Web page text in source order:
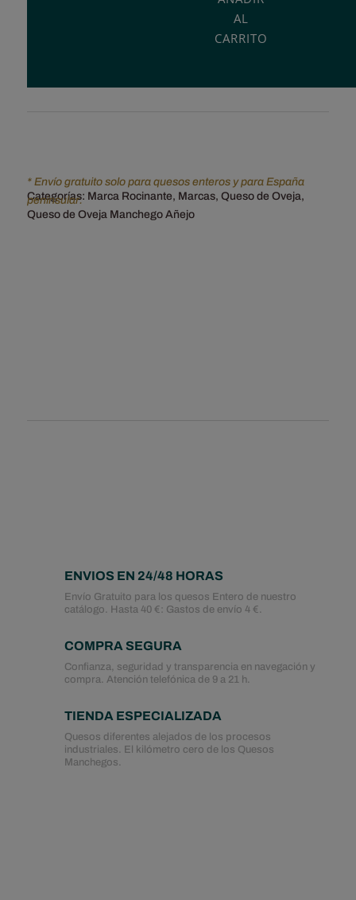
AL
CARRITO
Categorías: Marca Rocinante, Marcas, Queso de Oveja,
Queso de Oveja Manchego Añejo
* Envío gratuito solo para quesos enteros y para España
peninsular.
ENVIOS EN 24/48 HORAS
Envío Gratuito para los quesos Entero de nuestro
catálogo. Hasta 40 €: Gastos de envío 4 €.
COMPRA SEGURA
Confianza, seguridad y transparencia en navegación y
compra. Atención telefónica de 9 a 21 h.
TIENDA ESPECIALIZADA
Quesos diferentes alejados de los procesos
industriales. El kilómetro cero de los Quesos
Manchegos.